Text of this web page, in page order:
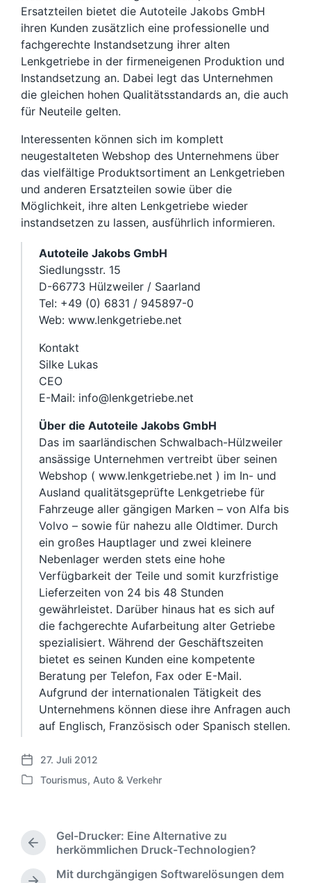
Ersatzteilen bietet die Autoteile Jakobs GmbH
ihren Kunden zusätzlich eine professionelle und
fachgerechte Instandsetzung ihrer alten
Lenkgetriebe in der firmeneigenen Produktion und
Instandsetzung an. Dabei legt das Unternehmen
die gleichen hohen Qualitätsstandards an, die auch
für Neuteile gelten.
Interessenten können sich im komplett
neugestalteten Webshop des Unternehmens über
das vielfältige Produktsortiment an Lenkgetrieben
und anderen Ersatzteilen sowie über die
Möglichkeit, ihre alten Lenkgetriebe wieder
instandsetzen zu lassen, ausführlich informieren.
Autoteile Jakobs GmbH
Siedlungsstr. 15
D-66773 Hülzweiler / Saarland
Tel: +49 (0) 6831 / 945897-0
Web: www.lenkgetriebe.net
Kontakt
Silke Lukas
CEO
E-Mail: info@lenkgetriebe.net
Über die Autoteile Jakobs GmbH
Das im saarländischen Schwalbach-Hülzweiler
ansässige Unternehmen vertreibt über seinen
Webshop ( www.lenkgetriebe.net ) im In- und
Ausland qualitätsgeprüfte Lenkgetriebe für
Fahrzeuge aller gängigen Marken – von Alfa bis
Volvo – sowie für nahezu alle Oldtimer. Durch
ein großes Hauptlager und zwei kleinere
Nebenlager werden stets eine hohe
Verfügbarkeit der Teile und somit kurzfristige
Lieferzeiten von 24 bis 48 Stunden
gewährleistet. Darüber hinaus hat es sich auf
die fachgerechte Aufarbeitung alter Getriebe
spezialisiert. Während der Geschäftszeiten
bietet es seinen Kunden eine kompetente
Beratung per Telefon, Fax oder E-Mail.
Aufgrund der internationalen Tätigkeit des
Unternehmens können diese ihre Anfragen auch
auf Englisch, Französisch oder Spanisch stellen.
V
e
f
e
n
27. Juli 2012
V
ö
f
e
Tourismus, Auto & Verkehr
V
r
Gel-Drucker: Eine Alternative zu
herkömmlichen Druck-Technologien?
Mit durchgängigen Softwarelösungen dem